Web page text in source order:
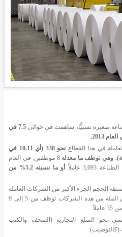
صغيرة نسبيًّا، ساهمت في حوالى
7.5 في
2013.
نحو 338
(أي 10.11 في
،وهي توظف ما معدله
8 موظفين. في العام
أو ما نسبته 5 . 2% من
الحجم الجزء الأكبر من الشركات العاملة
في هذا القطاع، علمًا بأن 45.5 في المئة من هذه الشركات توظف من 5 إلى 9
نحو السلع التجارية (الصحف والكتب
(كالتوضيب).